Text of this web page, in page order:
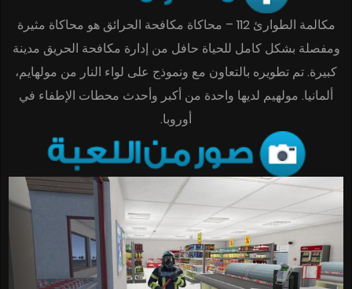
مكالمة الطوارئ 112 – محاكاة مكافحة الحرائق هو محاكاة مثيرة
ومفصلة بشكل كامل للحياة حافل من إدارة مكافحة الحريق مدينة
كبيرة. تم تطويره بالتعاون مع ونموذج على لواء النار من مولهايم،
ألمانيا. مولهيم لديها واحدة من أكبر وأحدث محطات الإطفاء في
أوروبا.